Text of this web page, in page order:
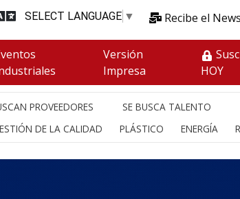
SELECT LANGUAGE ▼ Recibe el
Versión
Impresa
HOY
PROVEEDORES
SE BUSCA TALENTO
DE LA CALIDAD PLÁSTICO ENERGÍA